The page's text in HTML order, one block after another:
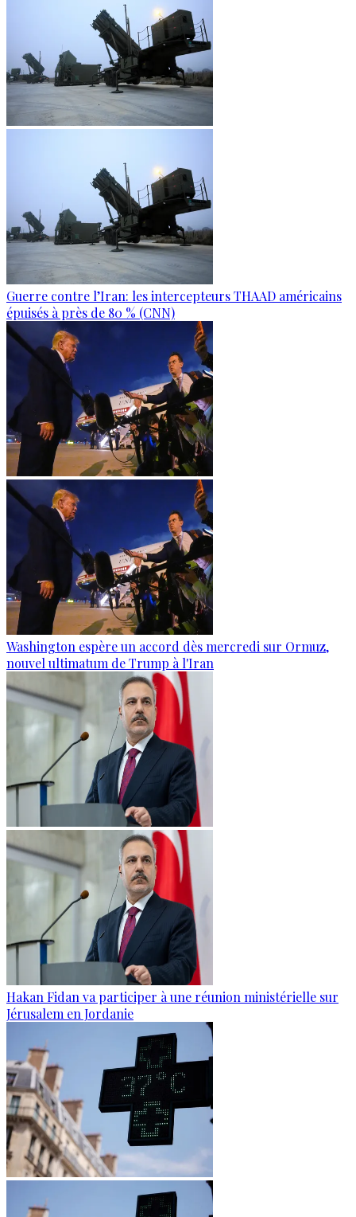
Guerre contre l’Iran: les intercepteurs THAAD américains
épuisés à près de 80 % (CNN)
Washington espère un accord dès mercredi sur Ormuz,
nouvel ultimatum de Trump à l'Iran
Hakan Fidan va participer à une réunion ministérielle sur
Jérusalem en Jordanie